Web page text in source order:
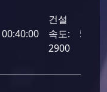
00:40:00
건설
속도:
2900
5800